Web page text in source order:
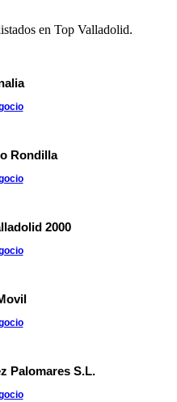
en Top Valladolid.
Rondilla
2000
Palomares S.L.